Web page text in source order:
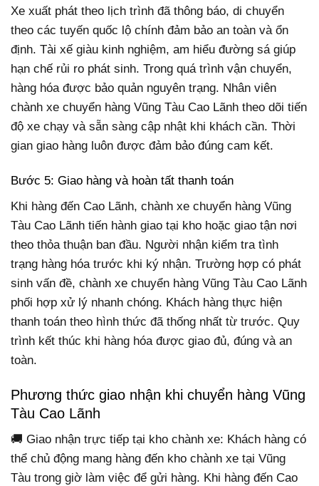
Xe xuất phát theo lịch trình đã thông báo, di chuyển
theo các tuyến quốc lộ chính đảm bảo an toàn và ổn
định. Tài xế giàu kinh nghiệm, am hiểu đường sá giúp
hạn chế rủi ro phát sinh. Trong quá trình vận chuyển,
hàng hóa được bảo quản nguyên trạng. Nhân viên
chành xe chuyển hàng Vũng Tàu Cao Lãnh theo dõi tiến
độ xe chạy và sẵn sàng cập nhật khi khách cần. Thời
gian giao hàng luôn được đảm bảo đúng cam kết.
Bước 5: Giao hàng và hoàn tất thanh toán
Khi hàng đến Cao Lãnh, chành xe chuyển hàng Vũng
Tàu Cao Lãnh tiến hành giao tại kho hoặc giao tận nơi
theo thỏa thuận ban đầu. Người nhận kiểm tra tình
trạng hàng hóa trước khi ký nhận. Trường hợp có phát
sinh vấn đề, chành xe chuyển hàng Vũng Tàu Cao Lãnh
phối hợp xử lý nhanh chóng. Khách hàng thực hiện
thanh toán theo hình thức đã thống nhất từ trước. Quy
trình kết thúc khi hàng hóa được giao đủ, đúng và an
toàn.
Phương thức giao nhận khi chuyển hàng Vũng
Tàu Cao Lãnh
🚚 Giao nhận trực tiếp tại kho chành xe: Khách hàng có
thể chủ động mang hàng đến kho chành xe tại Vũng
Tàu trong giờ làm việc để gửi hàng. Khi hàng đến Cao